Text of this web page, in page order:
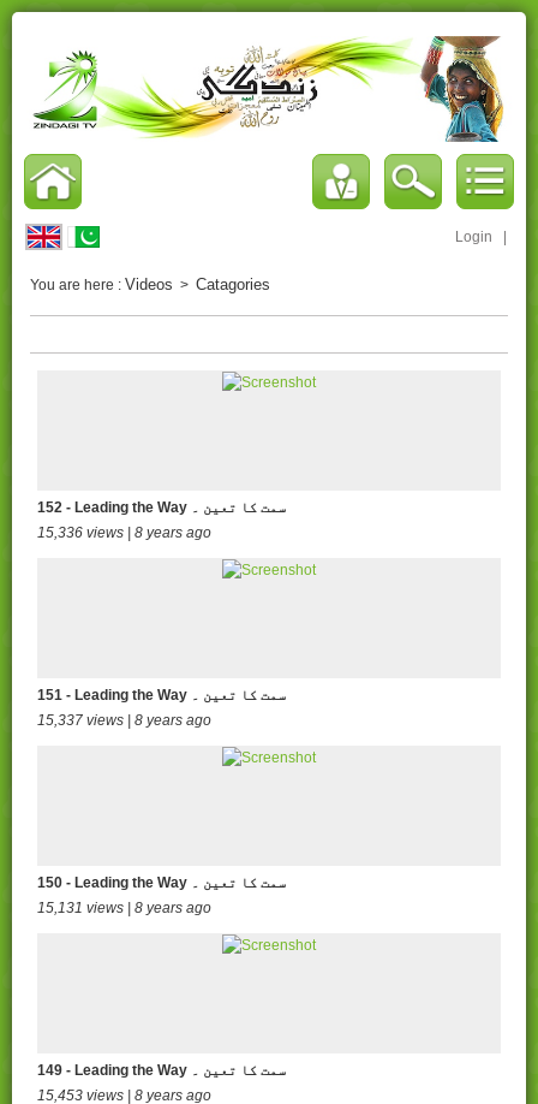
Login
You are here : Videos > Catagories
152 - Leading the Way سمت کا تعین ۔
15,336 views | 8 years ago
151 - Leading the Way سمت کا تعین ۔
15,337 views | 8 years ago
150 - Leading the Way سمت کا تعین ۔
15,131 views | 8 years ago
149 - Leading the Way سمت کا تعین ۔
15,453 views | 8 years ago